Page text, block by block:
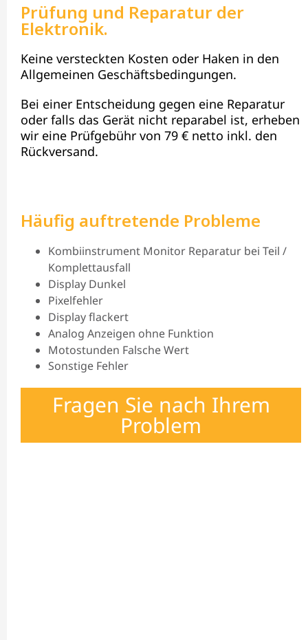
Prüfung und Reparatur der
Elektronik.
Keine versteckten Kosten oder Haken in den
Allgemeinen Geschäftsbedingungen.
Bei einer Entscheidung gegen eine Reparatur
oder falls das Gerät nicht reparabel ist, erheben
wir eine Prüfgebühr von 79 € netto inkl. den
Rückversand.
Häufig auftretende Probleme
Kombiinstrument Monitor Reparatur bei Teil /
Komplettausfall
Display Dunkel
Pixelfehler
Display flackert
Analog Anzeigen ohne Funktion
Motostunden Falsche Wert
Sonstige Fehler
Fragen Sie nach Ihrem
Problem